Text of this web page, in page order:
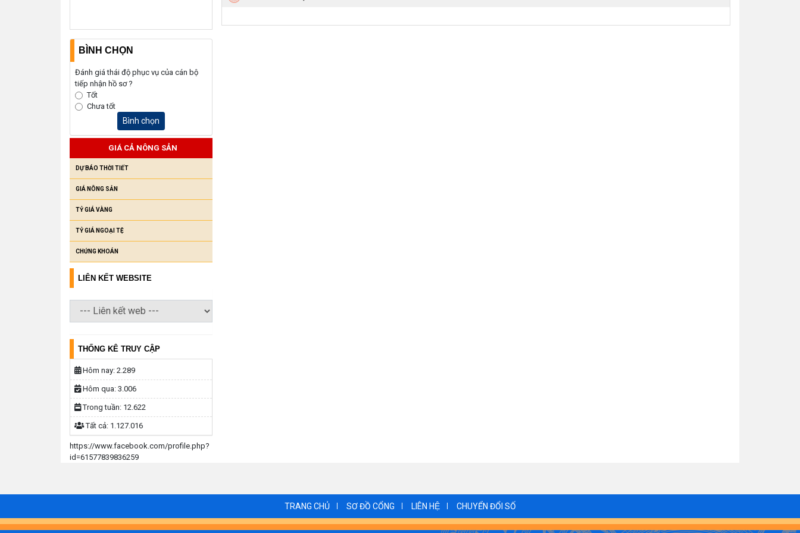
BÌNH CHỌN
Đánh giá thái độ phục vụ của cán bộ
tiếp nhận hồ sơ ?
Tốt
Chưa tốt
Bình chọn
GIÁ CẢ NÔNG SẢN
DỰ BÁO THỜI TIẾT
GIÁ NÔNG SẢN
TỶ GIÁ VÀNG
TỶ GIÁ NGOẠI TỆ
CHỨNG KHOÁN
LIÊN KẾT WEBSITE
THỐNG KÊ TRUY CẬP
Hôm nay: 2.289
Hôm qua: 3.006
Trong tuần: 12.622
Tất cả: 1.127.016
https://www.facebook.com/profile.php?
id=61577839836259
TRANG CHỦ SƠ ĐỒ CỔNG LIÊN HỆ CHUYỂN ĐỔI SỐ